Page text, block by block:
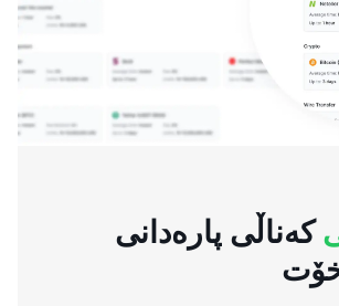
کەناڵی پارەدانی